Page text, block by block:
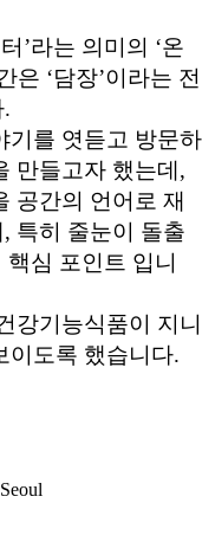
’라는 의미의 ‘온
은 ‘담장’이라는 전
기를 엿듣고 방문하
만들고자 했는데,
공간의 언어로 재
특히 줄눈이 돌출
심 포인트 입니
강기능식품이 지니
이도록 했습니다.